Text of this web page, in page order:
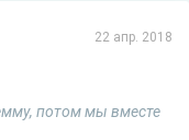
22 апр. 2018
потом мы вместе